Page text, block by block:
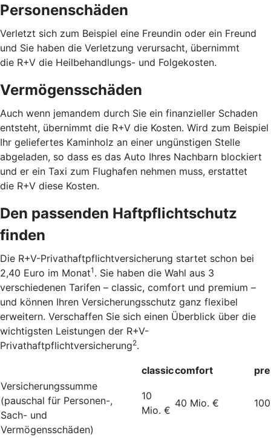
Personenschäden
Verletzt sich zum Beispiel eine Freundin oder ein Freund
und Sie haben die Verletzung verursacht, übernimmt
die R+V die Heilbehandlungs- und Folgekosten.
Vermögensschäden
Auch wenn jemandem durch Sie ein finanzieller Schaden
entsteht, übernimmt die R+V die Kosten. Wird zum Beispiel
Ihr geliefertes Kaminholz an einer ungünstigen Stelle
abgeladen, so dass es das Auto Ihres Nachbarn blockiert
und er ein Taxi zum Flughafen nehmen muss, erstattet
die R+V diese Kosten.
Den passenden Haftpflichtschutz
finden
Die R+V-Privathaftpflichtversicherung startet schon bei
2,40 Euro im Monat1 . Sie haben die Wahl aus 3
verschiedenen Tarifen – classic, comfort und premium –
und können Ihren Versicherungsschutz ganz flexibel
erweitern. Verschaffen Sie sich einen Überblick über die
wichtigsten Leistungen der R+V-
Privathaftpflichtversicherung2.
classiccomfort
Versicherungssumme
(pauschal für Personen-,
Sach- und
Vermögensschäden)
10
Mio. €
40 Mio. €